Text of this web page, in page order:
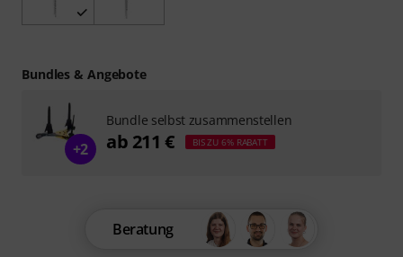
Beratung
Bundles & Angebote
+2
Bundle selbst zusammenstellen
ab 211 € BIS ZU 6% RABATT